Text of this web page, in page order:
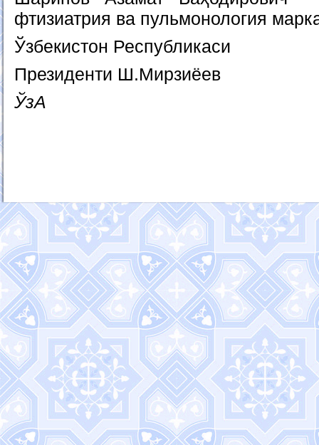
фтизиатрия ва пульмонология
Ўзбекистон Республикаси
Президенти Ш.Мирзиёев
ЎзA